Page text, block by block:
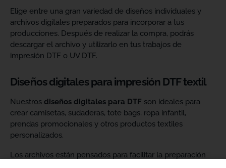
Elige entre una gran variedad de diseños individuales y
archivos digitales preparados para incorporar a tus
producciones. Después de realizar la compra, podrás
descargar el archivo y utilizarlo en tus trabajos de
impresión DTF o UV DTF.
Diseños digitales para impresión DTF textil
Nuestros diseños digitales para DTF son ideales para
crear camisetas, sudaderas, tote bags, ropa infantil,
prendas promocionales y otros productos textiles
personalizados.
Los archivos están pensados para facilitar la preparación